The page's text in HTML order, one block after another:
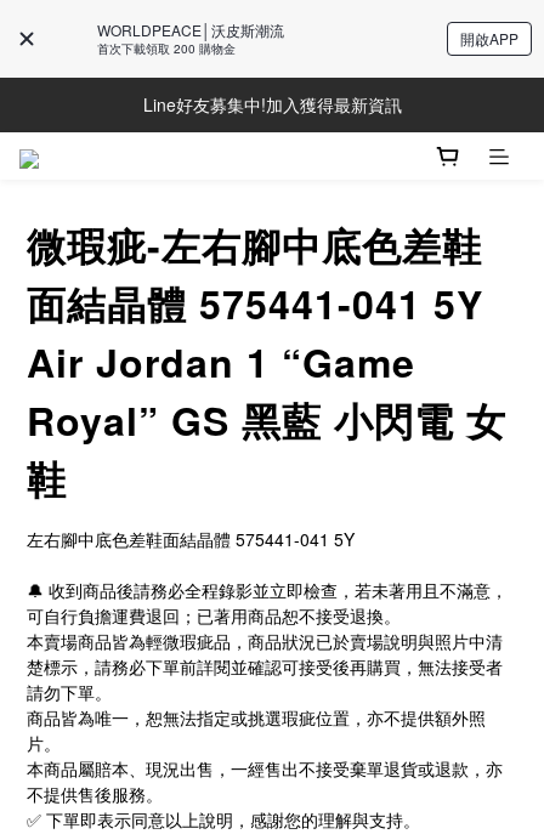
WORLDPEACE│沃皮斯潮流
首次下載領取 200 購物金 開啟APP
Line好友募集中!加入獲得最新資訊
Line好友募集中!加入獲得最新資訊
防詐騙提醒!請勿聽從不明來電操作ATM與提供個人資訊
微瑕疵-左右腳中底色差鞋
面結晶體 575441-041 5Y
Air Jordan 1 “Game
Royal” GS 黑藍 小閃電 女
鞋
左右腳中底色差鞋面結晶體 575441-041 5Y
🔔 收到商品後請務必全程錄影並立即檢查，若未著用且不滿意，
可自行負擔運費退回；已著用商品恕不接受退換。
本賣場商品皆為輕微瑕疵品，商品狀況已於賣場說明與照片中清
楚標示，請務必下單前詳閱並確認可接受後再購買，無法接受者
請勿下單。
商品皆為唯一，恕無法指定或挑選瑕疵位置，亦不提供額外照
片。
本商品屬賠本、現況出售，一經售出不接受棄單退貨或退款，亦
不提供售後服務。
✅ 下單即表示同意以上說明，感謝您的理解與支持。